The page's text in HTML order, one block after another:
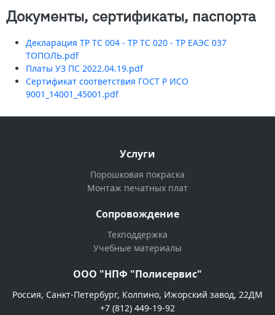
Документы, сертификаты, паспорта
Декларация ТР ТС 004 - ТР ТС 020 - ТР ЕАЭС 037
ТОПОЛЬ.pdf
Платы УЗ ПС 2022.04.19.pdf
Сертификат соответствия ГОСТ Р ИСО
9001_14001_45001.pdf
Услуги
Порошковая покраска
Монтаж печатных плат
Сопровождение
Техподдержка
Учебные материалы
ООО "НПФ "Полисервис"
Россия, Санкт-Петербург, Колпино, Ижорский завод, 22ДМ
+7 (812) 449-19-92